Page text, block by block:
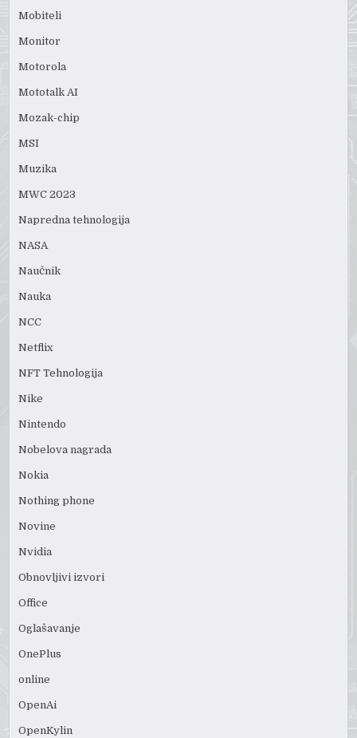
Mobiteli
Monitor
Motorola
Mototalk AI
Mozak-chip
MSI
Muzika
MWC 2023
Napredna tehnologija
NASA
Naučnik
Nauka
NCC
Netflix
NFT Tehnologija
Nike
Nintendo
Nobelova nagrada
Nokia
Nothing phone
Novine
Nvidia
Obnovljivi izvori
Office
Oglašavanje
OnePlus
online
OpenAi
OpenKylin